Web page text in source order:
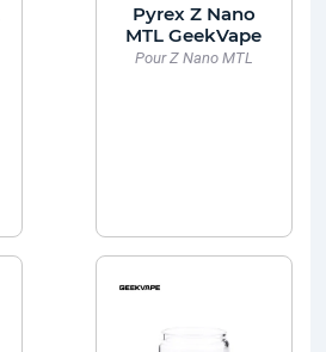
Pyrex Z Nano
MTL GeekVape
Pour Z Nano MTL